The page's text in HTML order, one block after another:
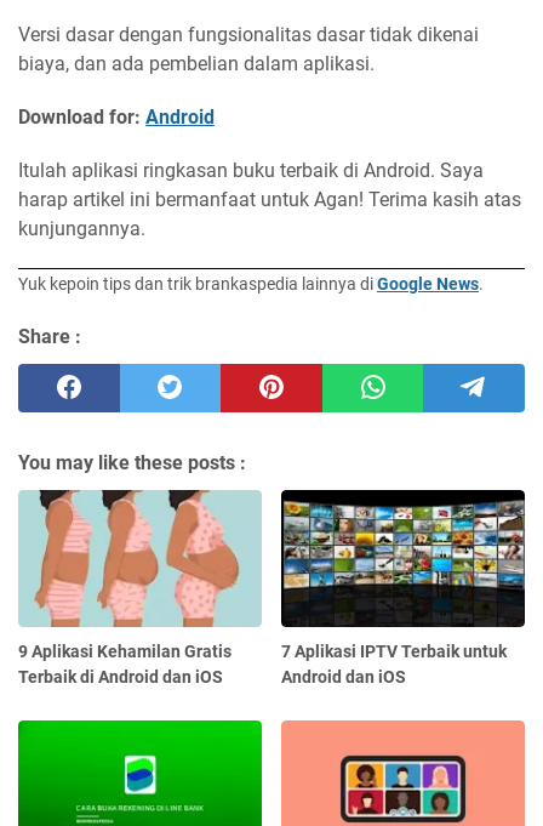
Versi dasar dengan fungsionalitas dasar tidak dikenai
biaya, dan ada pembelian dalam aplikasi.
Download for: Android
Itulah aplikasi ringkasan buku terbaik di Android. Saya
harap artikel ini bermanfaat untuk Agan! Terima kasih atas
kunjungannya.
Yuk kepoin tips dan trik brankaspedia lainnya diGoogle News.
Share :
You may like these posts :
9 Aplikasi Kehamilan Gratis
Terbaik di Android dan iOS
7 Aplikasi IPTV Terbaik untuk
Android dan iOS